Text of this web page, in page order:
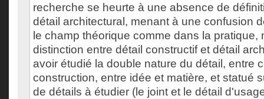
recherche se heurte à une absence de
détail architectural, menant à une confusion
le champ théorique comme dans la pratique,
distinction entre détail constructif et détail
avoir étudié la double nature du détail, entre
construction, entre idée et matière, et statué
de détails à étudier (le joint et le détail